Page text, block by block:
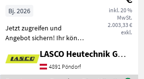
Rotator 3t
inkl. 20 %
MwSt.
2.003,33 €
exkl.
Bj. 2026
Jetzt zugreifen und
Angebot sichern! Ihr könnt
LA1000HZ inklusive Rotator
3 t zum attraktiven
Aktionspreis sichern.
LASCO Heutechnik GmbH
4891 Pöndorf